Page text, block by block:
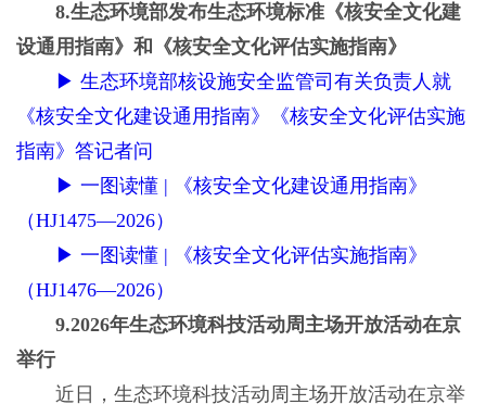
8.生态环境部发布生态环境标准《核安全文化建
设通用指南》和《核安全文化评估实施指南》
▶ 生态环境部核设施安全监管司有关负责人就
《核安全文化建设通用指南》《核安全文化评估实施
指南》答记者问
▶ 一图读懂 | 《核安全文化建设通用指南》
（HJ1475—2026）
▶ 一图读懂 | 《核安全文化评估实施指南》
（HJ1476—2026）
9.2026年生态环境科技活动周主场开放活动在京
举行
近日，生态环境科技活动周主场开放活动在京举